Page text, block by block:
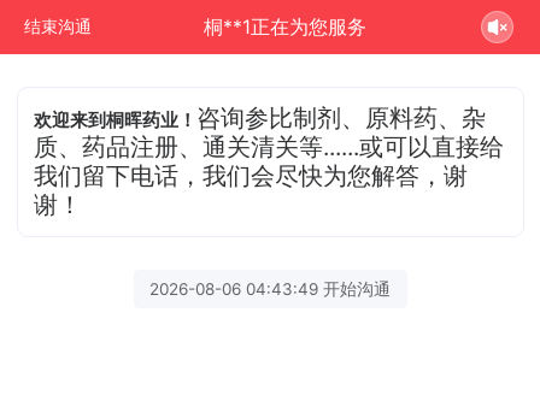
结束沟通 桐**1正在为您服务
欢迎来到桐晖药业！ 咨询参比制剂、原料药、杂
质、药品注册、通关清关等......或可以直接给
我们留下电话，我们会尽快为您解答，谢
谢！
2026-08-06 04:43:49 开始沟通